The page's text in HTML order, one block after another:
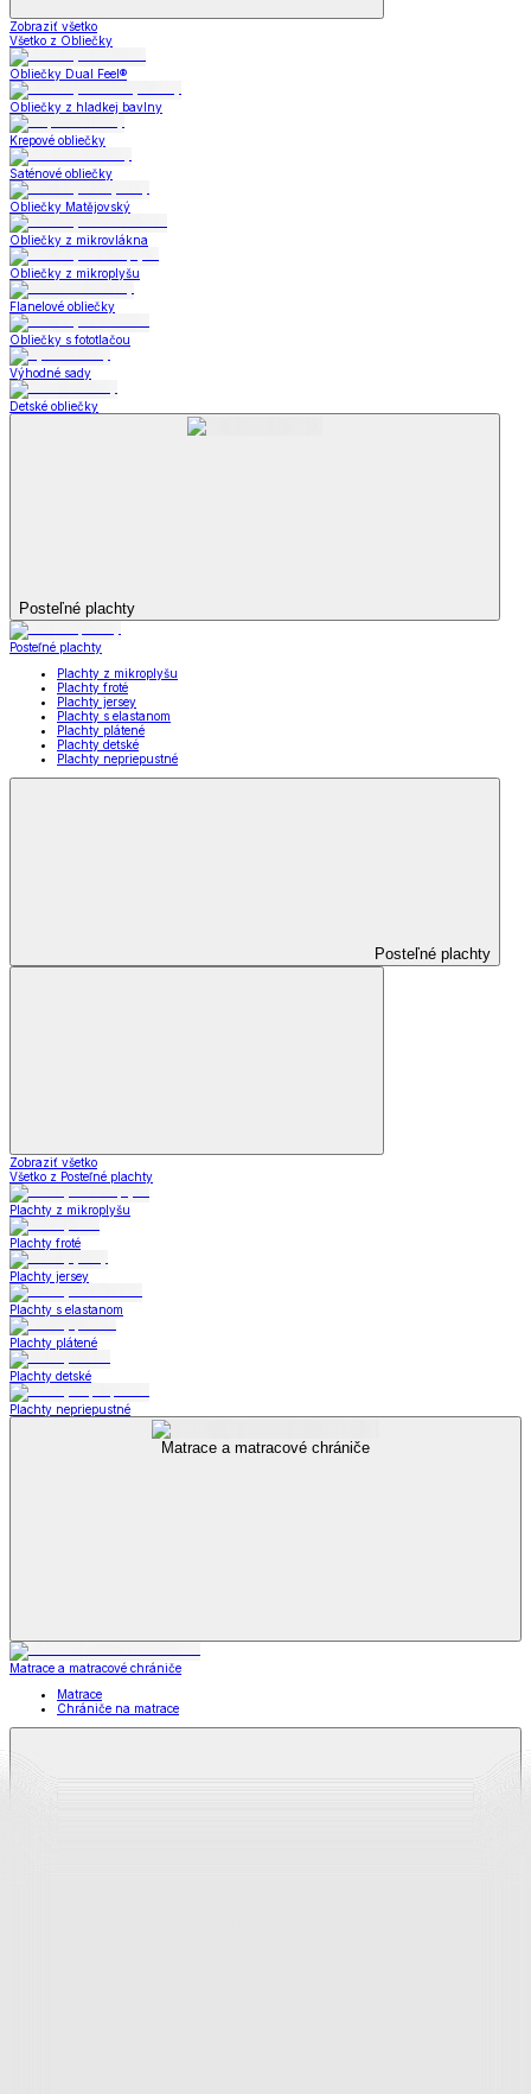
Zobraziť všetko
Všetko z Obliečky
Obliečky Dual Feel®
Obliečky z hladkej bavlny
Krepové obliečky
Saténové obliečky
Obliečky Matějovský
Obliečky z mikrovlákna
Obliečky z mikroplyšu
Flanelové obliečky
Obliečky s fototlačou
Výhodné sady
Detské obliečky
Posteľné plachty
Posteľné plachty
Plachty z mikroplyšu
Plachty froté
Plachty jersey
Plachty s elastanom
Plachty plátené
Plachty detské
Plachty nepriepustné
Posteľné plachty
Zobraziť všetko
Všetko z Posteľné plachty
Plachty z mikroplyšu
Plachty froté
Plachty jersey
Plachty s elastanom
Plachty plátené
Plachty detské
Plachty nepriepustné
Matrace a matracové chrániče
Matrace a matracové chrániče
Matrace
Chrániče na matrace